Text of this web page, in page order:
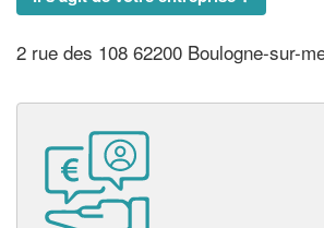
2 rue des 108 62200 Boulogne-sur-